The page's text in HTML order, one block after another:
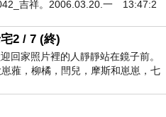
吉祥。2006.03.20.一 13:47:2
2 / 7 (終)
回家照片裡的人靜靜站在鏡子前。
蕥，柳橘，閆兒，摩斯和崽崽，七
站在鏡框之外，如同